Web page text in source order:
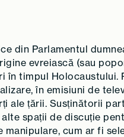
din Parlamentul
evreiască (sau
în timpul
în emisiuni de
ale țării. Susținătorii
spații de discuție
manipulare, cum ar fi